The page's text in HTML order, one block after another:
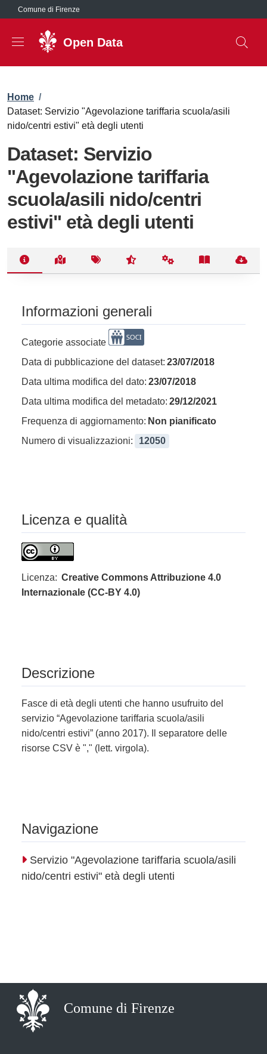
Salta al contenuto principale
Comune di Firenze
Open Data
Briciole di pane
Home /
Dataset: Servizio "Agevolazione tariffaria scuola/asili
nido/centri estivi" età degli utenti
Dataset: Servizio
"Agevolazione tariffaria
scuola/asili nido/centri
estivi" età degli utenti
Informazioni generali
Categorie associate
Data di pubblicazione del dataset: 23/07/2018
Data ultima modifica del dato: 23/07/2018
Data ultima modifica del metadato: 29/12/2021
Frequenza di aggiornamento: Non pianificato
Numero di visualizzazioni:
12050
Licenza e qualità
Licenza: Creative Commons Attribuzione 4.0
Internazionale (CC-BY 4.0)
Descrizione
Fasce di età degli utenti che hanno usufruito del
servizio “Agevolazione tariffaria scuola/asili
nido/centri estivi” (anno 2017). Il separatore delle
risorse CSV è "," (lett. virgola).
Navigazione
Servizio "Agevolazione tariffaria scuola/asili
nido/centri estivi" età degli utenti
Comune di Firenze